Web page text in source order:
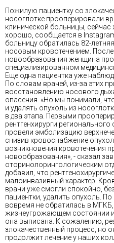
Пожилую пациентку со
носоглотке прооперировали
клинической больницы, сейчас
хорошо, сообщается в
больницу обратилась 82-
носовым кровотечением.
новообразования женщина
специализированном
Еще одна пациентка уже
По словам врачей, из-за этих
восстановлению носового
опасения. «Но мы понимали,
и удалять опухоль из
в два этапа. Первыми
рентгенхирурги
провели эмболизацию
снизив кровоснабжение
возникновения кровотечения
новообразования», - сказал
оторинолорингологическим
добавил, что
малоинвазивный характер.
врачи уже смогли спокойно,
пациентки, удалить опухоль.
вовремя не обратилась в
жизнеугрожающем состоянии
она выписана. К сожалению,
злокачественный процесс, но
продолжит лечение у наших